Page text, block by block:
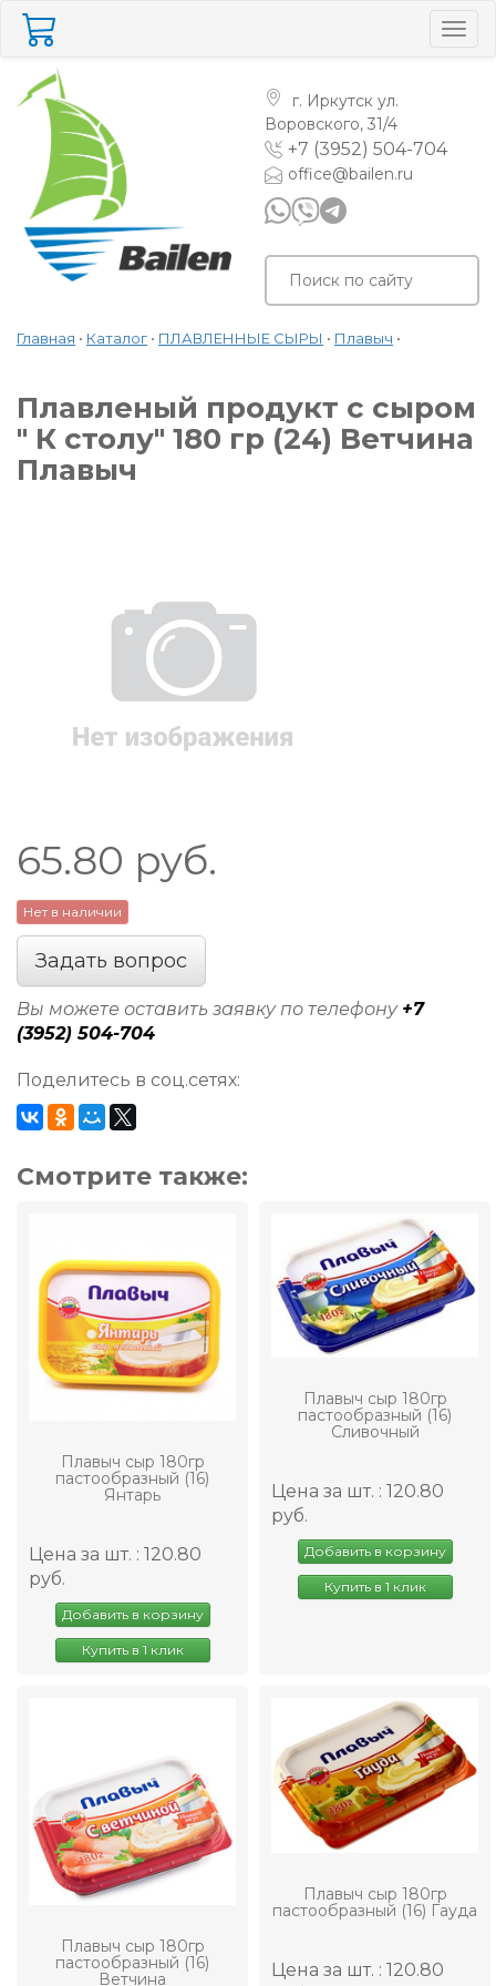
г. Иркутск ул.
Воровского, 31/4
+7 (3952) 504-704
office@bailen.ru
Главная • Каталог • ПЛАВЛЕННЫЕ СЫРЫ • Плавыч •
Плавленый продукт с сыром
" К столу" 180 гр (24) Ветчина
Плавыч
65.80 руб.
Нет в наличии
Задать вопрос
Вы можете оставить заявку по телефону +7
(3952) 504-704
Поделитесь в соц.сетях:
Смотрите также:
Плавыч сыр 180гр
пастообразный (16)
Янтарь
Цена за шт. : 120.80
руб.
Добавить в корзину
Купить в 1 клик
Плавыч сыр 180гр
пастообразный (16)
Сливочный
Цена за шт. : 120.80
руб.
Добавить в корзину
Купить в 1 клик
Плавыч сыр 180гр
пастообразный (16)
Ветчина
Плавыч сыр 180гр
пастообразный (16) Гауда
Цена за шт. : 120.80